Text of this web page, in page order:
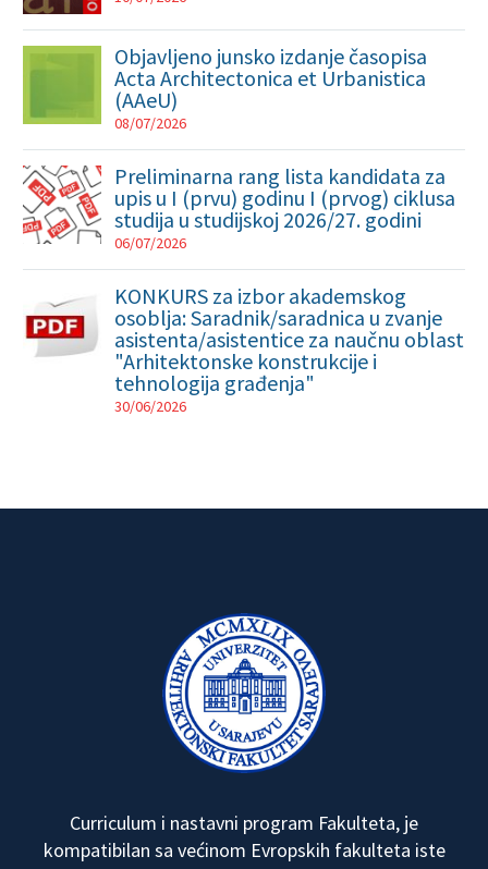
Objavljeno junsko izdanje časopisa
Acta Architectonica et Urbanistica
(AAeU)
08/07/2026
Preliminarna rang lista kandidata za
upis u I (prvu) godinu I (prvog) ciklusa
studija u studijskoj 2026/27. godini
06/07/2026
KONKURS za izbor akademskog
osoblja: Saradnik/saradnica u zvanje
asistenta/asistentice za naučnu oblast
"Arhitektonske konstrukcije i
tehnologija građenja"
30/06/2026
Curriculum i nastavni program Fakulteta, je
kompatibilan sa većinom Evropskih fakulteta iste